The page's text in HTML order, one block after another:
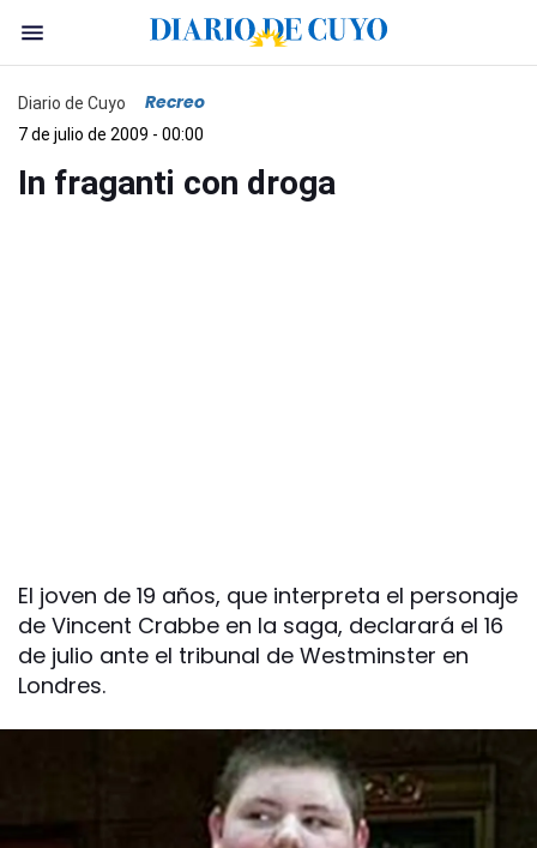
Diario de Cuyo Recreo
7 de julio de 2009 - 00:00
In fraganti con droga
El joven de 19 años, que interpreta el personaje
de Vincent Crabbe en la saga, declarará el 16
de julio ante el tribunal de Westminster en
Londres.